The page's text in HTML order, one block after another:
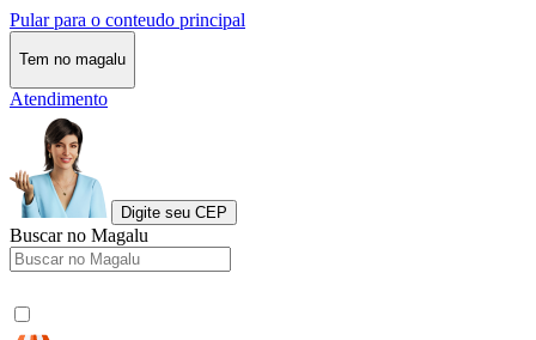
Pular para o conteudo principal
Tem no magalu
Atendimento
Digite seu CEP
Buscar no Magalu